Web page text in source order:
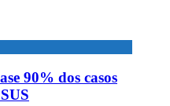
90% dos casos